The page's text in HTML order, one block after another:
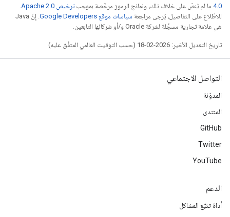
4.0‏ ما لم يُنصّ على خلاف ذلك، ونماذج الرموز مرخّصة بموجبترخيص Apache 2.0‏
.
للاطّلاع على التفاصيل، يُرجى مراجعة سياسات موقع Google Developers‏
. إنّ Java
هي علامة تجارية مسجَّلة لشركة Oracle و/أو شركائها التابعين.
تاريخ التعديل الأخير: 2026-02-18 (حسب التوقيت العالمي المتفَّق عليه)
التواصل الاجتماعي
المدوّنة
المنتدى
GitHub
Twitter
YouTube
الدعم
أداة تتبّع المشاكل